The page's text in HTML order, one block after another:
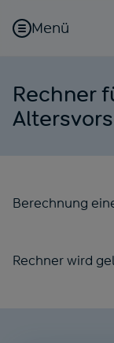
Menü
Rechner
Berechnung
Rechner wird